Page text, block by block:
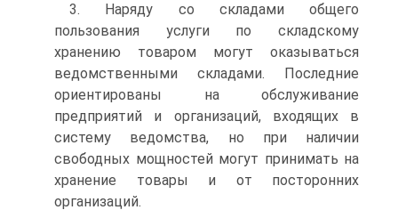
3. Наряду со складами общего
пользования услуги по складскому
хранению товаром могут оказываться
ведомственными складами. Последние
ориентированы на обслуживание
предприятий и организаций, входящих в
систему ведомства, но при наличии
свободных мощностей могут принимать на
хранение товары и от посторонних
организаций.